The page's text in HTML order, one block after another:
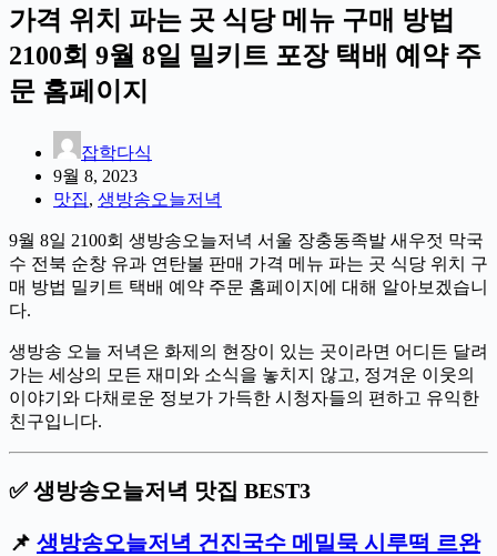
가격 위치 파는 곳 식당 메뉴 구매 방법
2100회 9월 8일 밀키트 포장 택배 예약 주
문 홈페이지
잡학다식
9월 8, 2023
맛집, 생방송오늘저녁
9월 8일 2100회 생방송오늘저녁 서울 장충동족발 새우젓 막국
수 전북 순창 유과 연탄불 판매 가격 메뉴 파는 곳 식당 위치 구
매 방법 밀키트 택배 예약 주문 홈페이지에 대해 알아보겠습니
다.
생방송 오늘 저녁은 화제의 현장이 있는 곳이라면 어디든 달려
가는 세상의 모든 재미와 소식을 놓치지 않고, 정겨운 이웃의
이야기와 다채로운 정보가 가득한 시청자들의 편하고 유익한
친구입니다.
✅ 생방송오늘저녁 맛집 BEST3
📌 생방송오늘저녁 건진국수 메밀묵 시루떡 르완